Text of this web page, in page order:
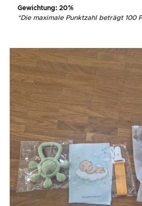
Gewichtung: 20%
*Die maximale Punktzahl beträgt 100